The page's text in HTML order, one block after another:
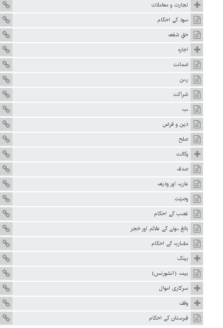
تجارت و معاملات
سود کے احکام
حقِ شفعہ
اجارہ
ضمانت
رہن
شراکت
ہبہ
دین و قرض
صلح
وکالت
صدقہ
عاریہ اور ودیعہ
وصیّت
غصب کے احکام
بالغ ہونے کے علائم اور حَجر
مضاربہ کے احکام
بینک
بیمہ (انشورنس)
سرکاری اموال
وقف
قبرستان کے احکام